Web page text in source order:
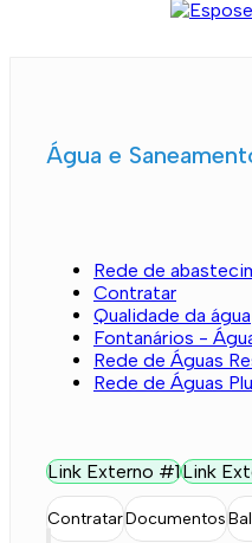
Água e
Rede de
Contratar
Qualidade da água
Fontanários -
Rede de Águas
Rede de Águas
Link Externo #1Link
ContratarDocumentos